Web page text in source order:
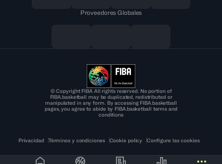
Proveedores Globales
© Copyright FIBA All rights reserved. No portion of
FIBA.basketball may be duplicated, redistributed or
manipulated in any form. By accessing FIBA.basketball
pages, you agree to abide by FIBA.basketball terms and
conditions
Privacidad Términos y condiciones Cookie policy Configure las cookies